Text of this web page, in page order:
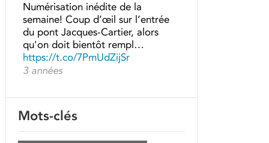
Numérisation inédite de la
semaine! Coup d’œil sur l’entrée
du pont Jacques-Cartier, alors
qu'on doit bientôt rempl…
https://t.co/7PmUdZijSr
3 années
Mots-clés